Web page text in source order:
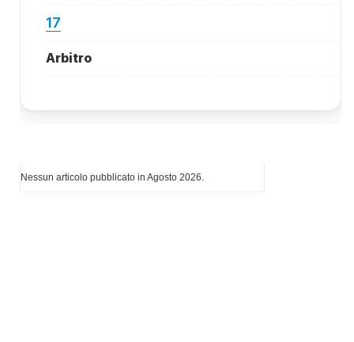
17
Arbitro
Nessun articolo pubblicato in Agosto 2026.